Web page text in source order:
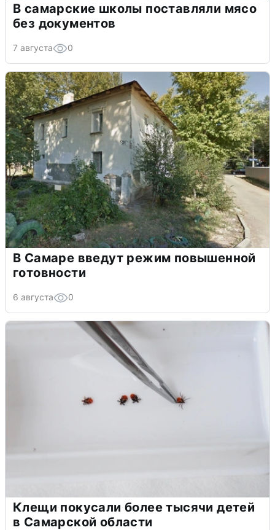
В самарские школы поставляли мясо
без документов
7 августа 0
В Самаре введут режим повышенной
готовности
6 августа 0
Клещи покусали более тысячи детей
в Самарской области